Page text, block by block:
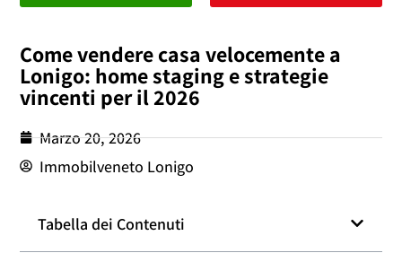
Come vendere casa velocemente a
Lonigo: home staging e strategie
vincenti per il 2026
Marzo 20, 2026
Immobilveneto Lonigo
Tabella dei Contenuti